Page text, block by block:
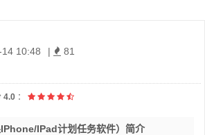
10:48 | 81
4.0 ：
iPad计划任务软件）简介